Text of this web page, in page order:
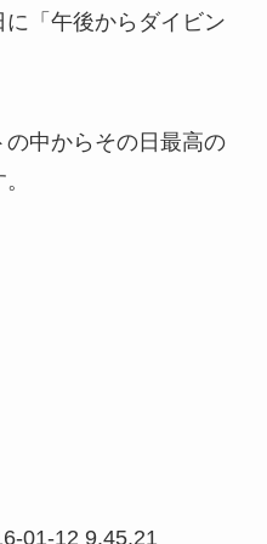
「午後からダイビン
中からその日最高の